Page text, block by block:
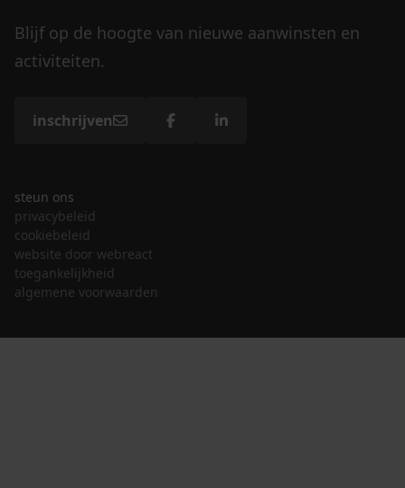
Blijf op de hoogte van nieuwe aanwinsten en
activiteiten.
inschrijven
steun ons
privacybeleid
cookiebeleid
website door webreact
toegankelijkheid
algemene voorwaarden